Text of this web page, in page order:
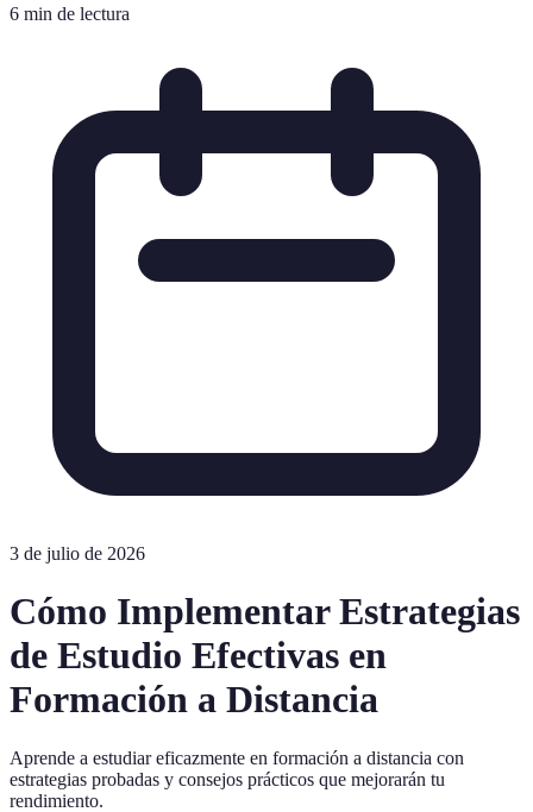
6 min de lectura
3 de julio de 2026
Cómo Implementar Estrategias
de Estudio Efectivas en
Formación a Distancia
Aprende a estudiar eficazmente en formación a distancia con
estrategias probadas y consejos prácticos que mejorarán tu
rendimiento.